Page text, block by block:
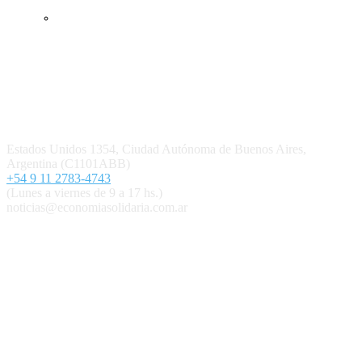
Estados Unidos 1354, Ciudad Autónoma de Buenos Aires,
Argentina (C1101ABB)
+54 9 11 2783-4743
(Lunes a viernes de 9 a 17 hs.)
noticias@economiasolidaria.com.ar